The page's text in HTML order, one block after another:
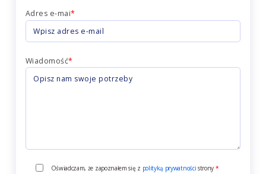
Adres e-mai*
Wiadomość*
Oświadczam, że zapoznałem się z polityką prywatności strony *